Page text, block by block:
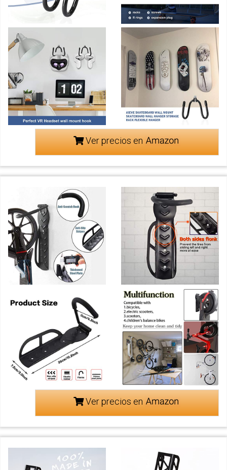
Ver precios en
Ver precios en